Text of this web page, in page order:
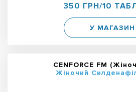
350 ГРН/10
У МАГАЗИН
CENFORCE FM
Жіночий